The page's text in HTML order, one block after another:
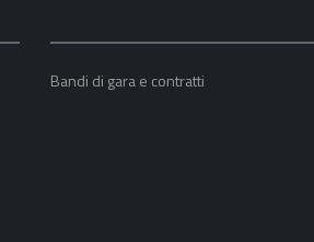
Bandi di gara e contratti